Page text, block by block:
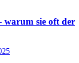
warum sie oft der